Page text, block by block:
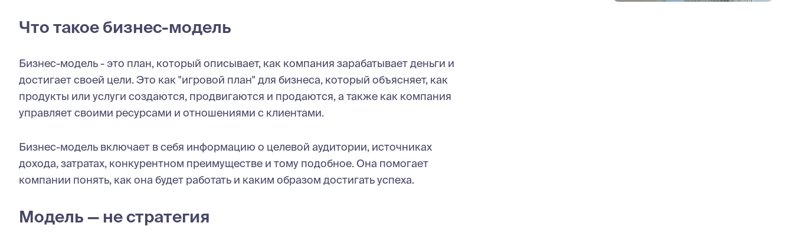
Что такое бизнес-модель
Бизнес-модель - это план, который описывает, как компания зарабатывает деньги и
достигает своей цели. Это как "игровой план" для бизнеса, который объясняет, как
продукты или услуги создаются, продвигаются и продаются, а также как компания
управляет своими ресурсами и отношениями с клиентами.
Бизнес-модель включает в себя информацию о целевой аудитории, источниках
дохода, затратах, конкурентном преимуществе и тому подобное. Она помогает
компании понять, как она будет работать и каким образом достигать успеха.
Модель — не стратегия